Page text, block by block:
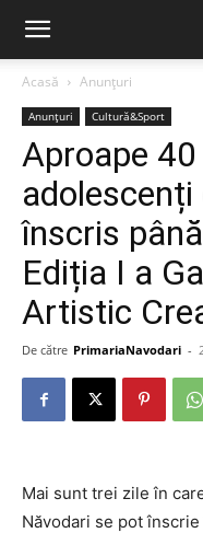
Acasă Anunțuri
Anunțuri Cultură&Sport
Aproape
înscris
Ediția I a
Artistic
De către PrimariaNavodari -
Mai sunt trei zile în
Năvodari se pot